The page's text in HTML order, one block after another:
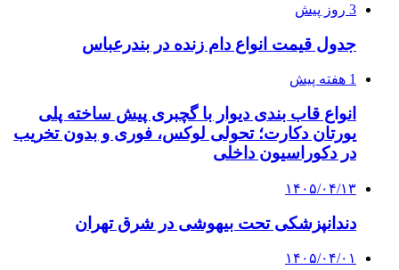
3 روز پیش
جدول قیمت انواع دام زنده در بندرعباس
1 هفته پیش
انواع قاب بندی دیوار با گچبری پیش ساخته پلی
یورتان دکارت؛ تحولی لوکس، فوری و بدون تخریب
در دکوراسیون داخلی
۱۴۰۵/۰۴/۱۳
دندانپزشکی تحت بیهوشی در شرق تهران
۱۴۰۵/۰۴/۰۱